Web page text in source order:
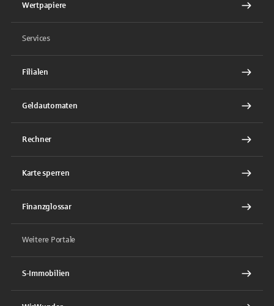
Wertpapiere
Services
Filialen
Geldautomaten
Rechner
Karte sperren
Finanzglossar
Weitere Portale
S-Immobilien